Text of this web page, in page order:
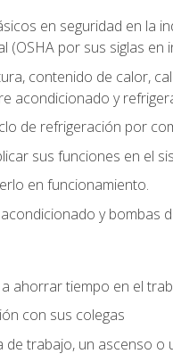
en seguridad en la
por sus siglas
contenido de calor,
acondicionado y
de refrigeración por
sus funciones en el
en funcionamiento.
y bombas
ahorrar tiempo en el
con sus colegas
trabajo, un ascenso o